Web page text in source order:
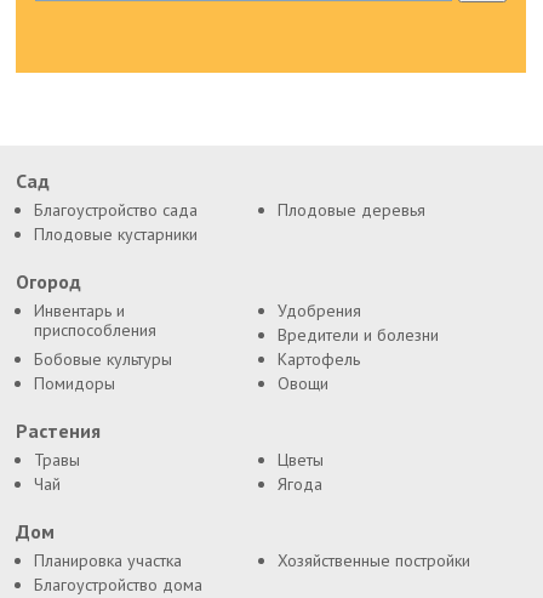
Сад
Благоустройство сада
Плодовые деревья
Плодовые кустарники
Огород
Инвентарь и
приспособления
Удобрения
Вредители и болезни
Бобовые культуры
Картофель
Помидоры
Овощи
Растения
Травы
Цветы
Чай
Ягода
Дом
Планировка участка
Хозяйственные постройки
Благоустройство дома